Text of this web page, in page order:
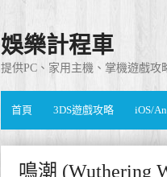
娛樂計程車
提供PC、家用主機、掌機遊戲攻
首頁 3DS遊戲攻略 iOS/
鳴潮 (Wuthering